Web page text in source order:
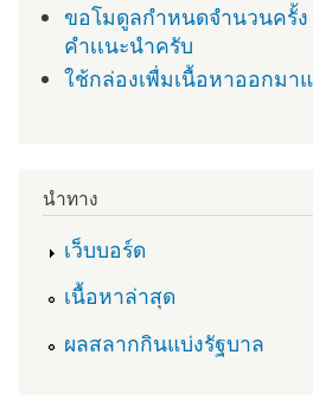
ขอโมดูลกำหนดจำนวนครั้ง
คำเเนะนำครับ
ใช้กล่องเพื่มเนื้อหาออกมา
นำทาง
เว็บบอร์ด
เนื้อหาล่าสุด
ผลสลากกินแบ่งรัฐบาล